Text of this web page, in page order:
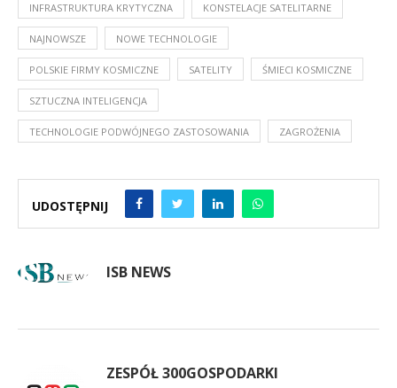
INFRASTRUKTURA KRYTYCZNA KONSTELACJE SATELITARNE
NAJNOWSZE NOWE TECHNOLOGIE
POLSKIE FIRMY KOSMICZNE SATELITY ŚMIECI KOSMICZNE
SZTUCZNA INTELIGENCJA
TECHNOLOGIE PODWÓJNEGO ZASTOSOWANIA ZAGROŻENIA
UDOSTĘPNIJ
ISB NEWS
ZESPÓŁ 300GOSPODARKI